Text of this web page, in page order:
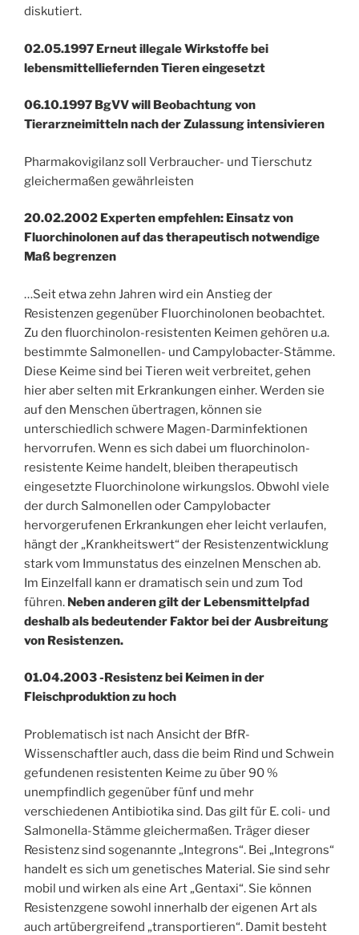
diskutiert.
02.05.1997 Erneut illegale Wirkstoffe bei
lebensmittelliefernden Tieren eingesetzt
06.10.1997 BgVV will Beobachtung von
Tierarzneimitteln nach der Zulassung intensivieren
Pharmakovigilanz soll Verbraucher- und Tierschutz
gleichermaßen gewährleisten
20.02.2002 Experten empfehlen: Einsatz von
Fluorchinolonen auf das therapeutisch notwendige
Maß begrenzen
…Seit etwa zehn Jahren wird ein Anstieg der
Resistenzen gegenüber Fluorchinolonen beobachtet.
Zu den fluorchinolon-resistenten Keimen gehören u.a.
bestimmte Salmonellen- und Campylobacter-Stämme.
Diese Keime sind bei Tieren weit verbreitet, gehen
hier aber selten mit Erkrankungen einher. Werden sie
auf den Menschen übertragen, können sie
unterschiedlich schwere Magen-Darminfektionen
hervorrufen. Wenn es sich dabei um fluorchinolon-
resistente Keime handelt, bleiben therapeutisch
eingesetzte Fluorchinolone wirkungslos. Obwohl viele
der durch Salmonellen oder Campylobacter
hervorgerufenen Erkrankungen eher leicht verlaufen,
hängt der „Krankheitswert“ der Resistenzentwicklung
stark vom Immunstatus des einzelnen Menschen ab.
Im Einzelfall kann er dramatisch sein und zum Tod
führen. Neben anderen gilt der Lebensmittelpfad
deshalb als bedeutender Faktor bei der Ausbreitung
von Resistenzen.
01.04.2003 -Resistenz bei Keimen in der
Fleischproduktion zu hoch
Problematisch ist nach Ansicht der BfR-
Wissenschaftler auch, dass die beim Rind und Schwein
gefundenen resistenten Keime zu über 90 %
unempfindlich gegenüber fünf und mehr
verschiedenen Antibiotika sind. Das gilt für E. coli- und
Salmonella-Stämme gleichermaßen. Träger dieser
Resistenz sind sogenannte „Integrons“. Bei „Integrons“
handelt es sich um genetisches Material. Sie sind sehr
mobil und wirken als eine Art „Gentaxi“. Sie können
Resistenzgene sowohl innerhalb der eigenen Art als
auch artübergreifend „transportieren“. Damit besteht